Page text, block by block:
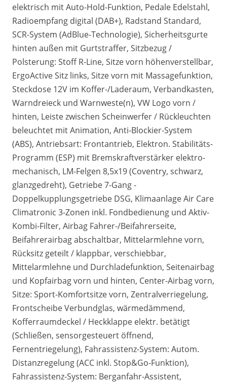
elektrisch mit Auto-Hold-Funktion, Pedale Edelstahl,
Radioempfang digital (DAB+), Radstand Standard,
SCR-System (AdBlue-Technologie), Sicherheitsgurte
hinten außen mit Gurtstraffer, Sitzbezug /
Polsterung: Stoff R-Line, Sitze vorn höhenverstellbar,
ErgoActive Sitz links, Sitze vorn mit Massagefunktion,
Steckdose 12V im Koffer-/Laderaum, Verbandkasten,
Warndreieck und Warnweste(n), VW Logo vorn /
hinten, Leiste zwischen Scheinwerfer / Rückleuchten
beleuchtet mit Animation, Anti-Blockier-System
(ABS), Antriebsart: Frontantrieb, Elektron. Stabilitäts-
Programm (ESP) mit Bremskraftverstärker elektro-
mechanisch, LM-Felgen 8,5x19 (Coventry, schwarz,
glanzgedreht), Getriebe 7-Gang -
Doppelkupplungsgetriebe DSG, Klimaanlage Air Care
Climatronic 3-Zonen inkl. Fondbedienung und Aktiv-
Kombi-Filter, Airbag Fahrer-/Beifahrerseite,
Beifahrerairbag abschaltbar, Mittelarmlehne vorn,
Rücksitz geteilt / klappbar, verschiebbar,
Mittelarmlehne und Durchladefunktion, Seitenairbag
und Kopfairbag vorn und hinten, Center-Airbag vorn,
Sitze: Sport-Komfortsitze vorn, Zentralverriegelung,
Frontscheibe Verbundglas, wärmedämmend,
Kofferraumdeckel / Heckklappe elektr. betätigt
(Schließen, sensorgesteuert öffnend,
Fernentriegelung), Fahrassistenz-System: Autom.
Distanzregelung (ACC inkl. Stop&Go-Funktion),
Fahrassistenz-System: Berganfahr-Assistent,